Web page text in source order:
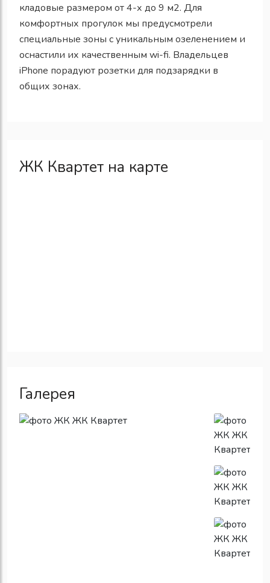
кладовые размером от 4-х до 9 м2. Для
комфортных прогулок мы предусмотрели
специальные зоны с уникальным озеленением и
оснастили их качественным wi-fi. Владельцев
iPhone порадуют розетки для подзарядки в
общих зонах.
ЖК Квартет на карте
Галерея